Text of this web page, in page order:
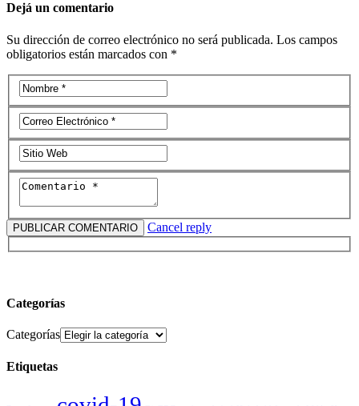
Dejá un comentario
Su dirección de correo electrónico no será publicada. Los campos
obligatorios están marcados con *
Cancel reply
Categorías
Categorías
Etiquetas